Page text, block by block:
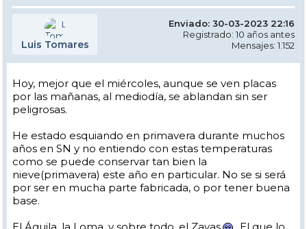
Luis Tomares
Enviado: 30-03-2023 22:16
Registrado: 10 años antes
Mensajes: 1.152
Hoy, mejor que el miércoles, aunque se ven placas
por las mañanas, al mediodía, se ablandan sin ser
peligrosas.
He estado esquiando en primavera durante muchos
años en SN y no entiendo con estas temperaturas
como se puede conservar tan bien la
nieve(primavera) este año en particular. No se si será
por ser en mucha parte fabricada, o por tener buena
base.